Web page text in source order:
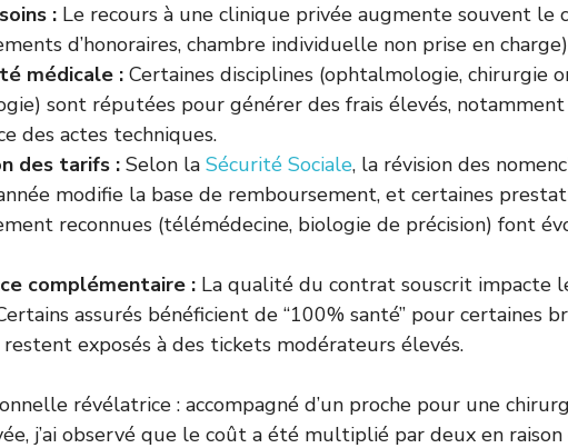
: Le recours à une clinique privée augmente souvent le
d’honoraires, chambre individuelle non prise en
médicale : Certaines disciplines (ophtalmologie, chirurgie
sont réputées pour générer des frais élevés,
des actes techniques.
des tarifs : Selon la Sécurité Sociale, la révision des
modifie la base de remboursement, et certaines
reconnues (télémédecine, biologie de précision) font
complémentaire : La qualité du contrat souscrit impacte
assurés bénéficient de “100% santé” pour certaines
restent exposés à des tickets modérateurs élevés.
révélatrice : accompagné d’un proche pour une
j’ai observé que le coût a été multiplié par deux en raison